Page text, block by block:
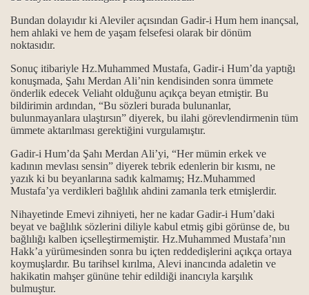
Bundan dolayıdır ki Aleviler açısından Gadir-i Hum hem inançsal,
hem ahlaki ve hem de yaşam felsefesi olarak bir dönüm
noktasıdır.
Sonuç itibariyle Hz.Muhammed Mustafa, Gadir-i Hum’da yaptığı
konuşmada, Şahı Merdan Ali’nin kendisinden sonra ümmete
önderlik edecek Veliaht olduğunu açıkça beyan etmiştir. Bu
bildirimin ardından, “Bu sözleri burada bulunanlar,
bulunmayanlara ulaştırsın” diyerek, bu ilahi görevlendirmenin tüm
ümmete aktarılması gerektiğini vurgulamıştır.
Gadir-i Hum’da Şahı Merdan Ali’yi, “Her mümin erkek ve
kadının mevlası sensin” diyerek tebrik edenlerin bir kısmı, ne
yazık ki bu beyanlarına sadık kalmamış; Hz.Muhammed
Mustafa’ya verdikleri bağlılık ahdini zamanla terk etmişlerdir.
Nihayetinde Emevi zihniyeti, her ne kadar Gadir-i Hum’daki
beyat ve bağlılık sözlerini diliyle kabul etmiş gibi görünse de, bu
bağlılığı kalben içselleştirmemiştir. Hz.Muhammed Mustafa’nın
Hakk’a yürümesinden sonra bu içten reddedişlerini açıkça ortaya
koymuşlardır. Bu tarihsel kırılma, Alevi inancında adaletin ve
hakikatin mahşer gününe tehir edildiği inancıyla karşılık
bulmuştur.
başka yol bilmeyiz...
Kan ve can ile, verilen ikrardır...